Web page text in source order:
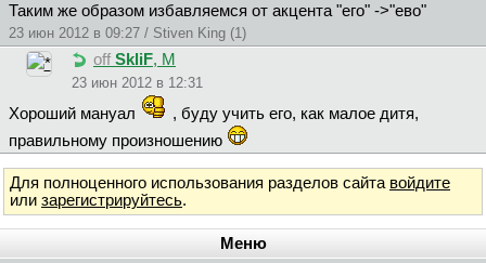
Таким же образом избавляемся от акцента "его" ->"ево"
23 июн 2012 в 09:27 / Stiven King (1)
off SkliF, М
23 июн 2012 в 12:31
Хороший мануал
, буду учить его, как малое дитя,
правильному произношению
Для полноценного использования разделов сайта войдите
или зарегистрируйтесь.
Меню